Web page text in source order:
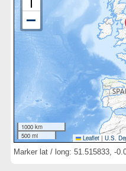
1000 km
500 mi
Leaflet | U.S.
Marker lat / long: 51.515833, -